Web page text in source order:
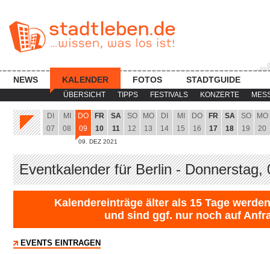
ÜBERSICHT TIPPS FESTIVALS KONZERTE
NEWS KALENDER FOTOS STADTGUIDE
DI
07
MI
08
DO
09
09. DEZ 2021
FR
10
SA
11
SO
12
MO
13
DI
14
MI
15
DO
16
FR
17
SA
18
SO
19
MO
20
Eventkalender für Berlin - Donnerstag,
Kalendereinträge älter als 15 Tage
und sind ggf. nur noch auf
EVENTS EINTRAGEN